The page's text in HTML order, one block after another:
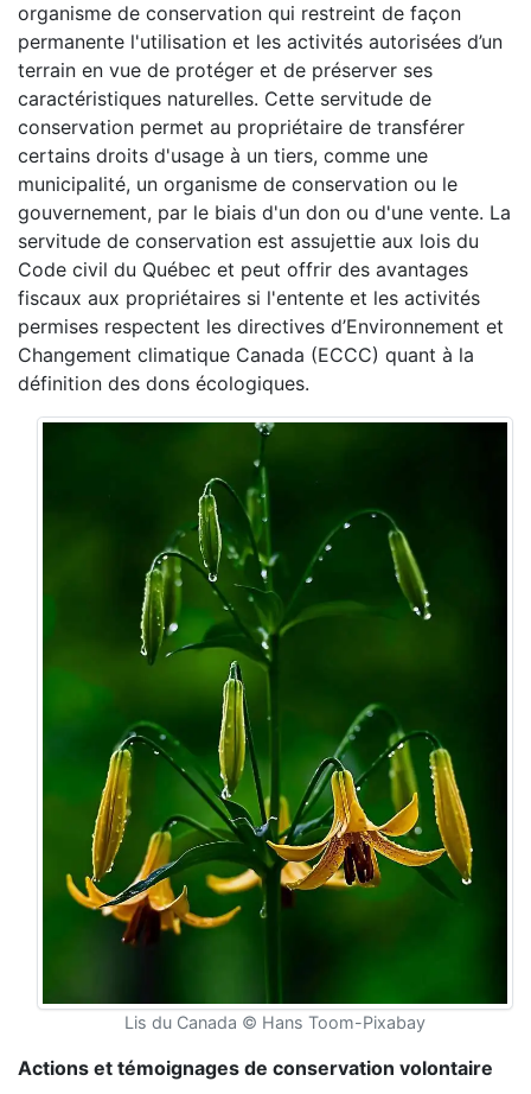
organisme de conservation qui restreint de façon
permanente l'utilisation et les activités autorisées d’un
terrain en vue de protéger et de préserver ses
caractéristiques naturelles. Cette servitude de
conservation permet au propriétaire de transférer
certains droits d'usage à un tiers, comme une
municipalité, un organisme de conservation ou le
gouvernement, par le biais d'un don ou d'une vente. La
servitude de conservation est assujettie aux lois du
Code civil du Québec et peut offrir des avantages
fiscaux aux propriétaires si l'entente et les activités
permises respectent les directives d’Environnement et
Changement climatique Canada (ECCC) quant à la
définition des dons écologiques.
Lis du Canada © Hans Toom-Pixabay
Actions et témoignages de conservation volontaire